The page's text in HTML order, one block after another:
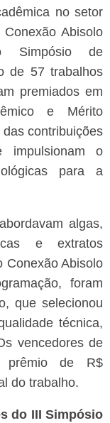
no setor
Abisolo
Simpósio de
de 57 trabalhos
premiados em
e Mérito
contribuições
impulsionam o
para a
algas,
e extratos
Conexão Abisolo
foram
que selecionou
técnica,
vencedores de
prêmio de R$
do trabalho.
do III Simpósio